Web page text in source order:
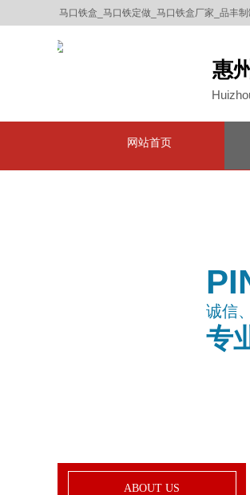
马口铁盒_马口铁定做_马口铁盒厂家_品丰制
惠
网站首页
诚信
专
ABOUT US